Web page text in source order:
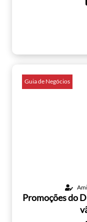
Guia de Negócios
Promoções do